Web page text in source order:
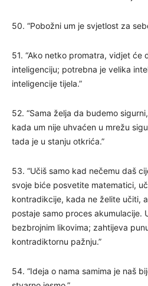
50. “Pobožni um je svjetlost za
51. “Ako netko promatra, vidjet će
inteligenciju; potrebna je velika
inteligencije tijela.”
52. “Sama želja da budemo
kada um nije uhvaćen u mrežu
tada je u stanju otkrića.”
53. “Učiš samo kad nečemu daš
svoje biće posvetite matematici,
kontradikcije, kada ne želite učiti,
postaje samo proces akumulacije.
bezbrojnim likovima; zahtijeva
kontradiktornu pažnju.”
54. “Ideja o nama samima je naš